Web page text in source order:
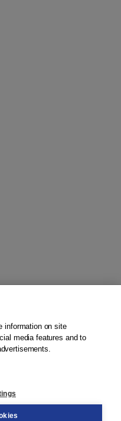
information on site
media features and to